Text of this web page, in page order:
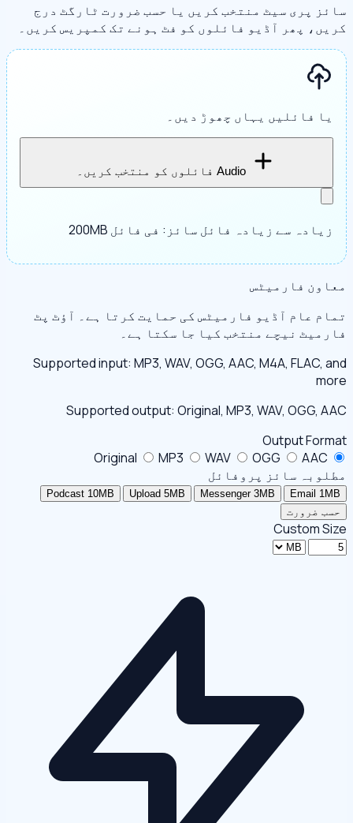
سائز پری سیٹ منتخب کریں یا حسب ضرورت ٹارگٹ درج
کریں، پھر آڈیو فائلوں کو فٹ ہونے تک کمپریس کریں۔
یا فائلیں یہاں چھوڑ دیں۔
Audio فائلوں کو منتخب کریں۔
زیادہ سے زیادہ فائل سائز: فی فائل 200MB
معاون فارمیٹس
تمام عام آڈیو فارمیٹس کی حمایت کرتا ہے۔ آؤٹ پٹ
فارمیٹ نیچے منتخب کیا جا سکتا ہے۔
Supported input: MP3, WAV, OGG, AAC, M4A, FLAC, and
more
Supported output: Original, MP3, WAV, OGG, AAC
Output Format
Original
MP3 WAV OGG
AAC
مطلوبہ سائز پروفائل
Email 1MB
Messenger 3MB
Upload 5MB
Podcast 10MB
حسب ضرورت
Custom Size